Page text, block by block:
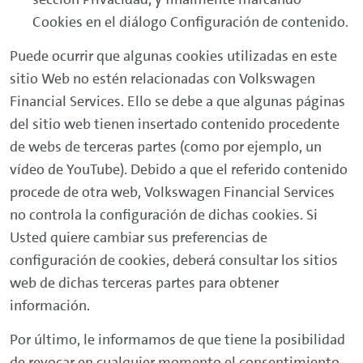
CORREDURÍA DE SEGUROS, S.L.
Calle:Avda. Baix Llobregat 8 1ª planta El Prat
de Llobregat (Barcelona)
Correo
electrónico:infoseguroscliente@vwfs.com
C.I.F:B-28007615
Telf.:93 444 33 11/900 10 22 95
Datos mercantiles: Registro Mercantil de
Barcelona, Tomo 31795 Folio 0139, Hoja
Registro Especial de Mediadores la Dirección
VOLKSWAGEN FINANCIAL SERVICES declina
toda responsabilidad respecto a la
información que se halle fuera del Web ya
que la función de los links que puedan
aparecer es únicamente la de informar al
Usuario sobre la existencia de otras fuentes
de información sobre un tema en concreto.
VOLKSWAGEN FINANCIAL SERVICES se
exonera de toda responsabilidad por el
correcto funcionamiento de tales enlaces, del
resultado obtenido a través de dichos
enlaces, de la veracidad y licitud del
contenido o información a la que se puede
acceder así como de los perjuicios que pueda
sufrir en virtud de la información encontrada
Cookies en el diálogo Configuración de contenido.
Puede ocurrir que algunas cookies utilizadas en este
sitio Web no estén relacionadas con Volkswagen
Financial Services. Ello se debe a que algunas páginas
del sitio web tienen insertado contenido procedente
de webs de terceras partes (como por ejemplo, un
vídeo de YouTube). Debido a que el referido contenido
procede de otra web, Volkswagen Financial Services
no controla la configuración de dichas cookies. Si
Usted quiere cambiar sus preferencias de
configuración de cookies, deberá consultar los sitios
web de dichas terceras partes para obtener
información.
Por último, le informamos de que tiene la posibilidad